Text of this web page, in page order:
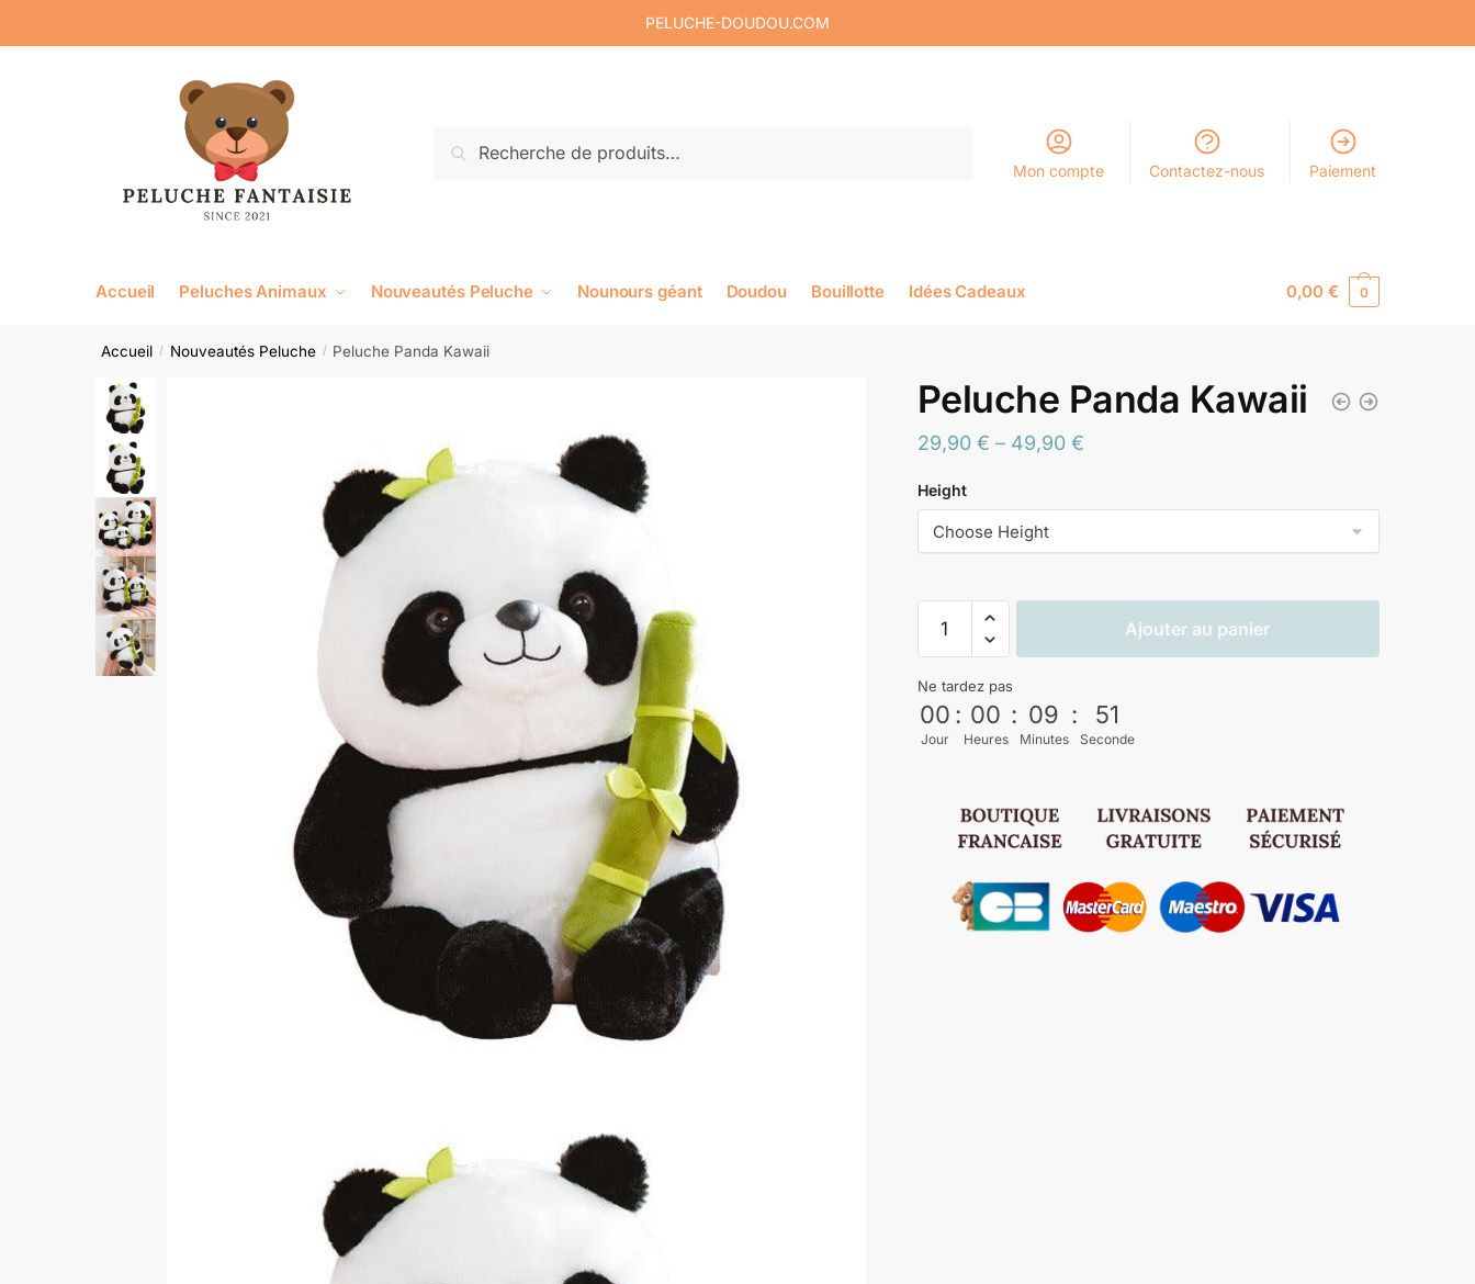
PELUCHE-DOUDOU.COM
Recherche
Mon compte Contactez-nous Paiement
Accueil Peluches Animaux Nouveautés Peluche Nounours géant Doudou Bouillotte Idées Cadeaux 0,00€ 0
Accueil / Nouveautés Peluche / Peluche Panda Kawaii
Peluche Panda Kawaii
29,90 € – 49,90 €
Height
Ajouter au panier
Ne tardez pas
00
Jour
: 00
Heures
: 09
Minutes
: 50
Seconde